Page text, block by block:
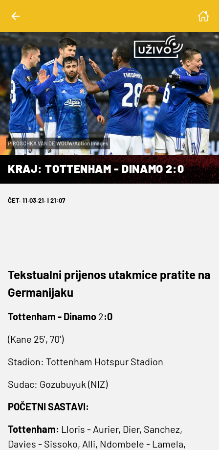
PIROSCHKA VAN DE WOUW/Action Images
KRAJ: TOTTENHAM - DINAMO 2:0
ČET. 11.03.21. | 21:07
Tekstualni prijenos utakmice pratite na
Germanijaku
Tottenham - Dinamo 2:0
(Kane 25', 70')
Stadion: Tottenham Hotspur Stadion
Sudac: Gozubuyuk (NIZ)
POČETNI SASTAVI:
Tottenham: Lloris - Aurier, Dier, Sanchez,
Davies - Sissoko, Alli, Ndombele - Lamela,